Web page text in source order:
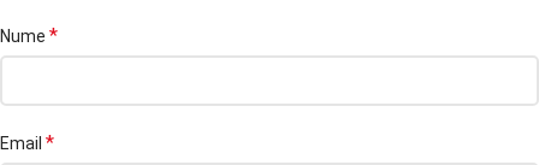
Nume *
Email *